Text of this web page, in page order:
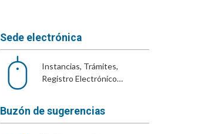
Sede electrónica
Instancias, Trámites,
Registro Electrónico…
Buzón de sugerencias